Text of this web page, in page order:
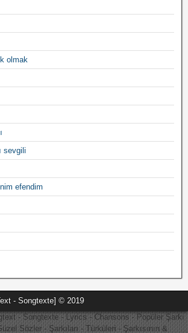
olmak
sevgili
efendim
- Songtexte] © 2019
- Songtexte - Lyrics - Chansons - Popüler Şarkı
Sözler - Şarkıları - Türküleri - Şarkısının &